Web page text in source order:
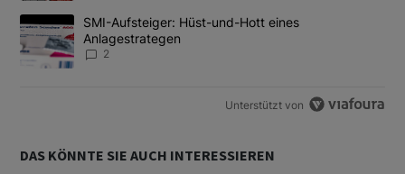
Ein Trendartikel mit dem Titel "SMI-Aufsteiger: Hüst-und-Hott
SMI-Aufsteiger: Hüst-und-Hott eines
Anlagestrategen
2
Unterstützt von
DAS KÖNNTE SIE AUCH INTERESSIEREN